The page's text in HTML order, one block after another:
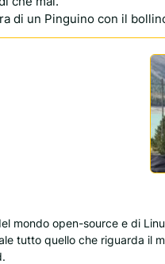
di un Pinguino con il
mondo open-source e di
tutto quello che riguarda il